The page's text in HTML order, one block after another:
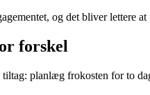
og det bliver lettere
forskel
planlæg frokosten for to